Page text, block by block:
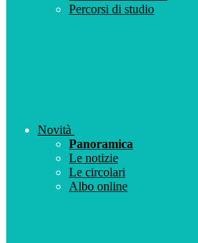
Percorsi di studio
Novità
Panoramica
Le notizie
Le circolari
Albo online